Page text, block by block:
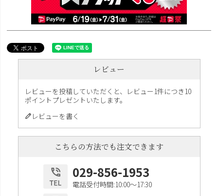
レビュー
レビューを投稿していただくと、レビュー1件につき10
ポイントプレゼントいたします。
レビューを書く
こちらの方法でも注文できます
029-856-1953
電話受付時間:10:00〜17:30